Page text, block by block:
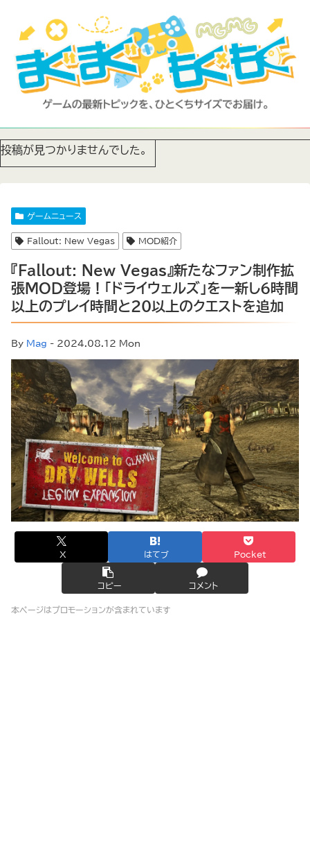
投稿が見つかりませんでした。
ゲームニュース
Fallout: New Vegas MOD紹介
『Fallout: New Vegas』新たなファン制作拡
張MOD登場！「ドライウェルズ」を一新し6時間
以上のプレイ時間と20以上のクエストを追加
By Mag - 2024.08.12 Mon
X はてブ Pocket
コピー コメント
本ページはプロモーションが含まれています